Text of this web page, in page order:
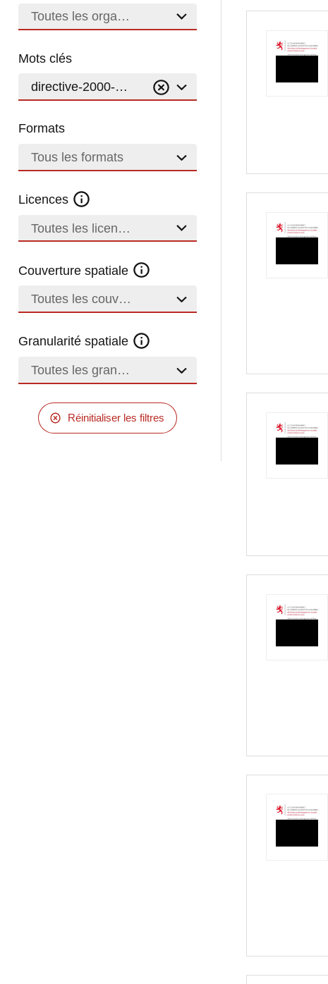
Toutes les organisations
Mots clés
directive-2000-60-ec
Formats
Tous les formats
Licences
Toutes les licences
Couverture spatiale
Toutes les couvertures
Granularité spatiale
Toutes les granularités
Réinitialiser les filtres